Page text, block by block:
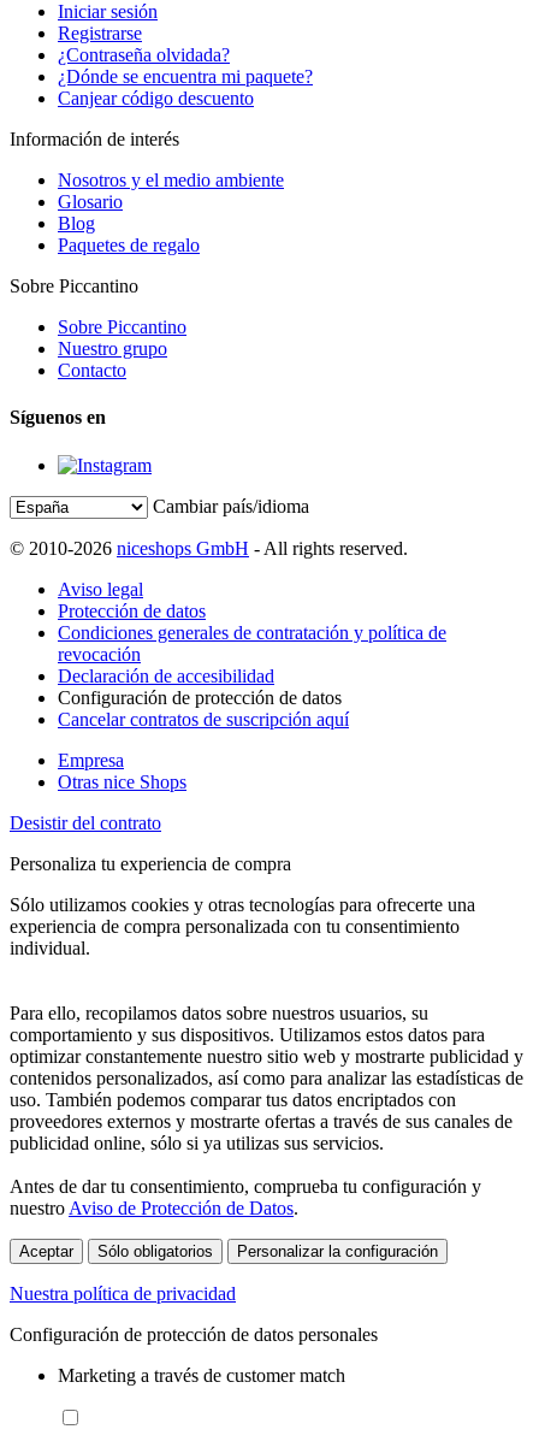
Iniciar sesión
Registrarse
¿Contraseña olvidada?
¿Dónde se encuentra mi paquete?
Canjear código descuento
Información de interés
Nosotros y el medio ambiente
Glosario
Blog
Paquetes de regalo
Sobre Piccantino
Sobre Piccantino
Nuestro grupo
Contacto
Síguenos en
Cambiar país/idioma
© 2010-2026 niceshops GmbH - All rights reserved.
Aviso legal
Protección de datos
Condiciones generales de contratación y política de
revocación
Declaración de accesibilidad
Configuración de protección de datos
Cancelar contratos de suscripción aquí
Empresa
Otras nice Shops
Desistir del contrato
Personaliza tu experiencia de compra
Sólo utilizamos cookies y otras tecnologías para ofrecerte una
experiencia de compra personalizada con tu consentimiento
individual.
Para ello, recopilamos datos sobre nuestros usuarios, su
comportamiento y sus dispositivos. Utilizamos estos datos para
optimizar constantemente nuestro sitio web y mostrarte publicidad y
contenidos personalizados, así como para analizar las estadísticas de
uso. También podemos comparar tus datos encriptados con
proveedores externos y mostrarte ofertas a través de sus canales de
publicidad online, sólo si ya utilizas sus servicios.
Antes de dar tu consentimiento, comprueba tu configuración y
nuestro Aviso de Protección de Datos.
Aceptar Sólo obligatorios Personalizar la configuración
Nuestra política de privacidad
Configuración de protección de datos personales
Marketing a través de customer match